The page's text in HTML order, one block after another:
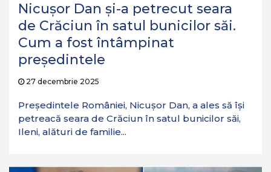
Nicușor Dan și-a petrecut seara
de Crăciun în satul bunicilor săi.
Cum a fost întâmpinat
președintele
27 decembrie 2025
Președintele României, Nicușor Dan, a ales să își
petreacă seara de Crăciun în satul bunicilor săi,
Ileni, alături de familie...